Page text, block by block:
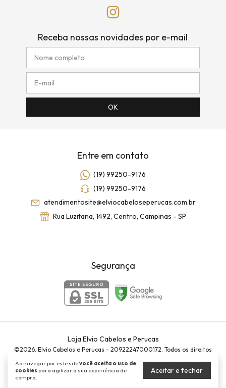
Ao navegar por este sitevocê aceita o uso de
cookies para agilizar a sua experiência de
compra.
Aceitar e fechar
Receba nossas novidades por e-mail
Entre em contato
(19) 99250-9176
(19) 99250-9176
atendimentosite@elviocabeloseperucas.com.br
Rua Luzitana, 1492, Centro, Campinas - SP
Segurança
Loja Elvio Cabelos e Perucas
©2026. Elvio Cabelos e Perucas - 20922247000172. Todos os direitos